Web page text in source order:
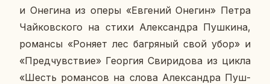
и Оне­ги­на из оперы «Ев­ге­ний Онегин» Петра
Чай­ков­ско­го на стихи Алек­сандра Пуш­ки­на,
ро­ман­сы «Роняет лес баг­ря­ный свой убор» и
«Пред­чув­ствие» Ге­ор­гия Сви­ри­до­ва из цикла
«Шесть ро­ман­сов на слова Алек­сандра Пуш­